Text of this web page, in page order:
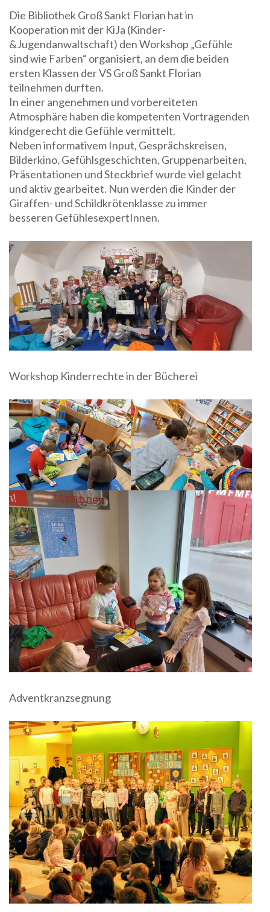
Die Bibliothek Groß Sankt Florian hat in
Kooperation mit der KiJa (Kinder-
&Jugendanwaltschaft) den Workshop „Gefühle
sind wie Farben“ organisiert, an dem die beiden
ersten Klassen der VS Groß Sankt Florian
teilnehmen durften.
In einer angenehmen und vorbereiteten
Atmosphäre haben die kompetenten Vortragenden
kindgerecht die Gefühle vermittelt.
Neben informativem Input, Gesprächskreisen,
Bilderkino, Gefühlsgeschichten, Gruppenarbeiten,
Präsentationen und Steckbrief wurde viel gelacht
und aktiv gearbeitet. Nun werden die Kinder der
Giraffen- und Schildkrötenklasse zu immer
besseren GefühlesexpertInnen.
Workshop Kinderrechte in der Bücherei
Adventkranzsegnung